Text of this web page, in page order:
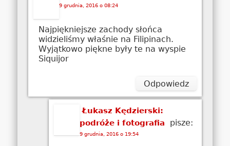
9 grudnia, 2016 o 08:24
Najpiękniejsze zachody słońca
widzieliśmy właśnie na Filipinach.
Wyjątkowo piękne były te na wyspie
Siquijor
Odpowiedz
Łukasz Kędzierski:
podróże i fotografia
pisze:
9 grudnia, 2016 o 19:54